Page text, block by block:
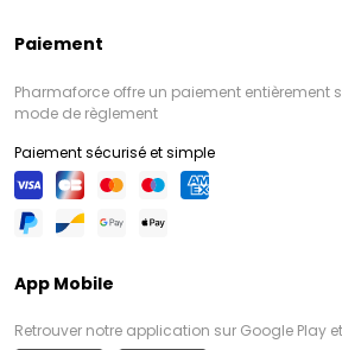
Paiement
Pharmaforce offre un paiement entièrement
mode de règlement
Paiement sécurisé et simple
App Mobile
Retrouver notre application sur Google Play